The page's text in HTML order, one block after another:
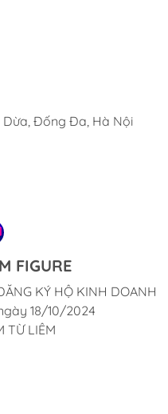
Dừa, Đống Đa, Hà Nội
FIGURE
KÝ HỘ KINH DOANH
18/10/2024
TỪ LIÊM